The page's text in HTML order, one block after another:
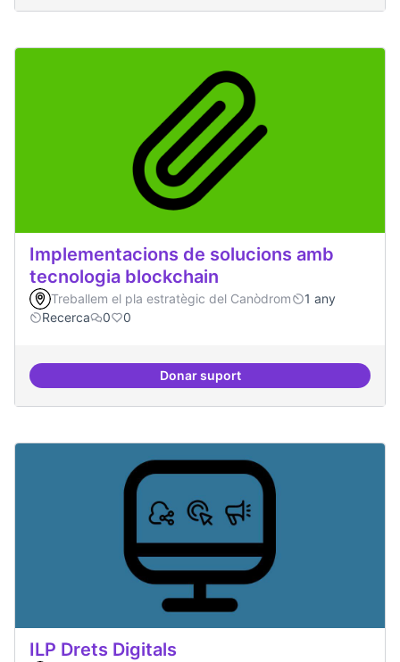
Implementacions de solucions amb
tecnologia blockchain
Treballem el pla estratègic del Canòdrom
1 any
Recerca
0 0
Donar suportImplementacions de solucions
ILP Drets Digitals